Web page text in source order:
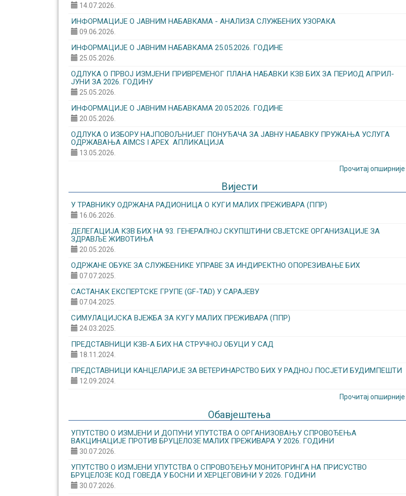
14.07.2026.
ИНФОРМАЦИЈЕ О ЈАВНИМ НАБАВКАМА - АНАЛИЗА СЛУЖБЕНИХ УЗОРАКА
09.06.2026.
ИНФОРМАЦИЈЕ О ЈАВНИМ НАБАВКАМА 25.05.2026. ГОДИНЕ
25.05.2026.
ОДЛУКА О ПРВОЈ ИЗМЈЕНИ ПРИВРЕМЕНОГ ПЛАНА НАБАВКИ КЗВ БИХ ЗА ПЕРИОД АПРИЛ-
ЈУНИ ЗА 2026. ГОДИНУ
25.05.2026.
ИНФОРМАЦИЈЕ О ЈАВНИМ НАБАВКАМА 20.05.2026. ГОДИНЕ
20.05.2026.
ОДЛУКА О ИЗБОРУ НАЈПОВОЉНИЈЕГ ПОНУЂАЧА ЗА ЈАВНУ НАБАВКУ ПРУЖАЊА УСЛУГА
ОДРЖАВАЊА AIMCS I APEX АПЛИКАЦИЈА
13.05.2026.
Прочитај опширније
Вијести
У ТРАВНИКУ ОДРЖАНА РАДИОНИЦА О КУГИ МАЛИХ ПРЕЖИВАРА (ППР)
16.06.2026.
ДЕЛЕГАЦИЈА КЗВ БИХ НА 93. ГЕНЕРАЛНОЈ СКУПШТИНИ СВЈЕТСКЕ ОРГАНИЗАЦИЈЕ ЗА
ЗДРАВЉЕ ЖИВОТИЊА
20.05.2026.
ОДРЖАНЕ ОБУКЕ ЗА СЛУЖБЕНИКЕ УПРАВЕ ЗА ИНДИРЕКТНО ОПОРЕЗИВАЊЕ БИХ
07.07.2025.
САСТАНАК ЕКСПЕРТСКЕ ГРУПЕ (GF-TAD) У САРАЈЕВУ
07.04.2025.
СИМУЛАЦИЈСКА ВЈЕЖБА ЗА КУГУ МАЛИХ ПРЕЖИВАРА (ППР)
24.03.2025.
ПРЕДСТАВНИЦИ КЗВ-А БИХ НА СТРУЧНОЈ ОБУЦИ У САД
18.11.2024.
ПРЕДСТАВНИЦИ КАНЦЕЛАРИЈЕ ЗА ВЕТЕРИНАРСТВО БИХ У РАДНОЈ ПОСЈЕТИ БУДИМПЕШТИ
12.09.2024.
Прочитај опширније
Обавјештења
УПУТСТВО О ИЗМЈЕНИ И ДОПУНИ УПУТСТВА О ОРГАНИЗОВАЊУ CПРОВОЂЕЊА
ВАКЦИНАЦИЈЕ ПРОТИВ БРУЦЕЛОЗЕ МАЛИХ ПРЕЖИВАРА У 2026. ГОДИНИ
30.07.2026.
УПУТСТВО О ИЗМЈЕНИ УПУТСТВА О СПРОВОЂЕЊУ МОНИТОРИНГА НА ПРИСУСТВО
БРУЦЕЛОЗЕ КОД ГОВЕДА У БОСНИ И ХЕРЦЕГОВИНИ У 2026. ГОДИНИ
30.07.2026.